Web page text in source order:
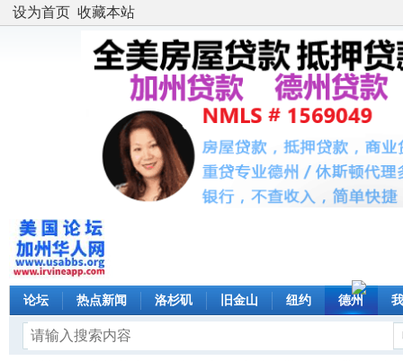
设为首页 收藏本站
论坛 热点新闻 洛杉矶 旧金山 纽约 德州